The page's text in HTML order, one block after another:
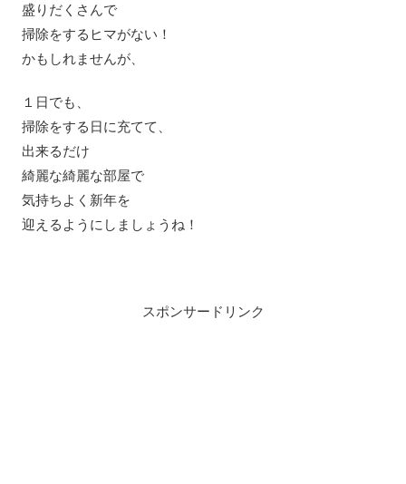
盛りだくさんで
掃除をするヒマがない！
かもしれませんが、
１日でも、
掃除をする日に充てて、
出来るだけ
綺麗な綺麗な部屋で
気持ちよく新年を
迎えるようにしましょうね！
スポンサードリンク